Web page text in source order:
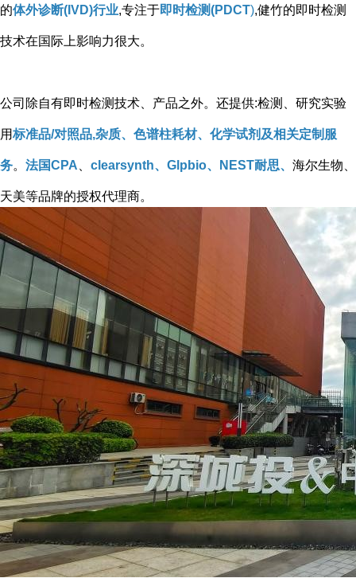
的体外诊断(IVD)行业,专注于即时检测(PDCT),健竹的即时检测
技术在国际上影响力很大。
公司除自有即时检测技术、产品之外。还提供:检测、研究实验
用标准品/对照品,杂质、色谱柱耗材、化学试剂及相关定制服
务。 法国CPA clearsynth、Glpbio、NEST耐思、 海尔生物、
天美等品牌的授权代理商。